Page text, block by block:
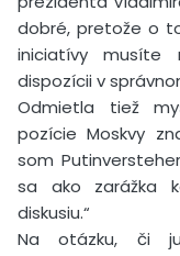
dobré, pretože o
iniciatívy musíte
dispozícii v
Odmietla tiež
pozície Moskvy
som
sa ako zarážka
diskusiu.“
Na otázku, či